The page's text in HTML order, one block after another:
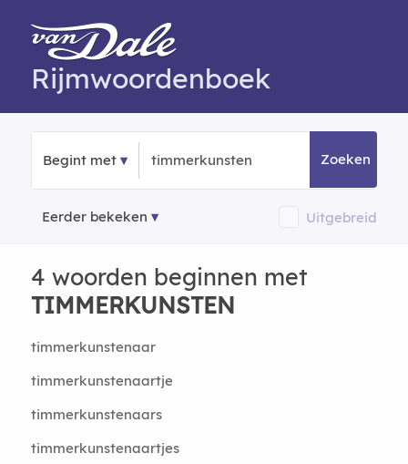
Rijmwoordenboek
Begint met Zoeken
Eerder bekeken Uitgebreid
4 woorden beginnen met
TIMMERKUNSTEN
timmerkunstenaar
timmerkunstenaartje
timmerkunstenaars
timmerkunstenaartjes